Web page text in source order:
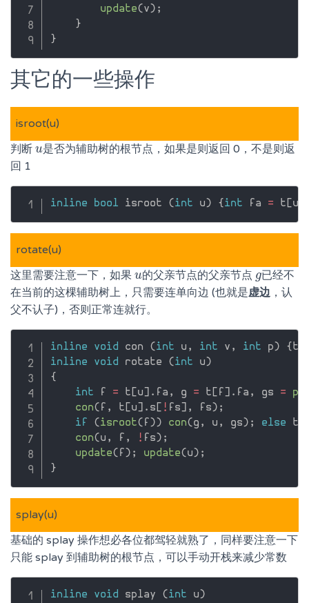
update( v ) ;
}
}
其它的一些操作
isroot(u)
判断 u
u是否为辅助树的根节点，如果是则返回 0，不是则返
回 1
inline bool isroot (int u) {int fa = t [u
rotate(u)
这里需要注意一下，如果 u
u的父亲节点的父亲节点 g
g已经不
在当前的这棵辅助树上，只需要连单向边 (也就是虚边 ，认
父不认子)，否则正常连就行。
inline void con (int u , int v , int p) {t
inline
void rotate (int u)
{
int f = t [u] . fa , g = t [ f ] . fa , gs =
con( f , t [u] . s [ ! fs] , fs) ;
if
(isroot( f )) con(g , u , gs) ; else t
con(u , f , ! fs) ;
update( f ) ; update(u) ;
}
splay(u)
基础的 splay 操作想必各位都驾轻就熟了，同样要注意一下
只能 splay 到辅助树的根节点，可以手动开栈来减少常数
inline void splay (int u)